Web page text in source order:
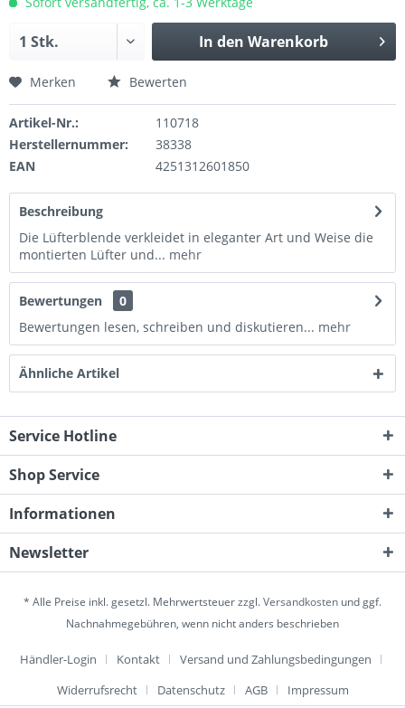
In den Warenkorb
Merken Bewerten
Artikel-Nr.:
110718
Herstellernummer:
38338
EAN
4251312601850
Beschreibung
Die Lüfterblende verkleidet in eleganter Art und Weise die
montierten Lüfter und... mehr
Bewertungen
0
Bewertungen lesen, schreiben und diskutieren... mehr
Ähnliche Artikel
Service Hotline
Shop Service
Informationen
Newsletter
* Alle Preise inkl. gesetzl. Mehrwertsteuer zzgl.Versandkosten und ggf.
Nachnahmegebühren, wenn nicht anders beschrieben
Händler-Login Kontakt
Versand und Zahlungsbedingungen
Widerrufsrecht
Datenschutz AGB Impressum